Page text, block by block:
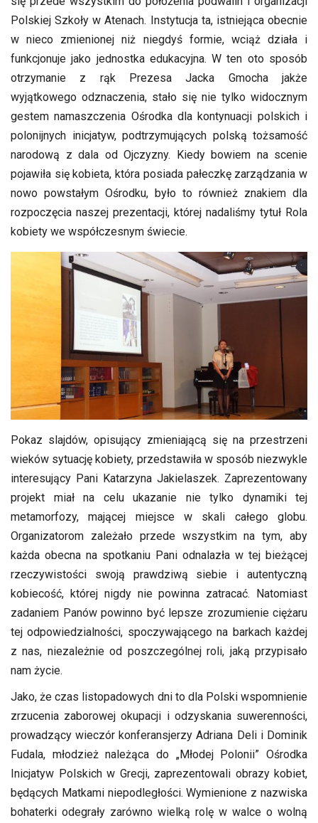
Polskiej Szkoły w Atenach. Instytucja ta, istniejąca obecnie
w nieco zmienionej niż niegdyś formie, wciąż działa i
funkcjonuje jako jednostka edukacyjna. W ten oto sposób
otrzymanie z rąk Prezesa Jacka Gmocha jakże
wyjątkowego odznaczenia, stało się nie tylko widocznym
gestem namaszczenia Ośrodka dla kontynuacji polskich i
polonijnych inicjatyw, podtrzymujących polską tożsamość
narodową z dala od Ojczyzny. Kiedy bowiem na scenie
pojawiła się kobieta, która posiada pałeczkę zarządzania w
nowo powstałym Ośrodku, było to również znakiem dla
rozpoczęcia naszej prezentacji, której nadaliśmy tytuł Rola
kobiety we współczesnym świecie.
Pokaz slajdów, opisujący zmieniającą się na przestrzeni
wieków sytuację kobiety, przedstawiła w sposób niezwykle
interesujący Pani Katarzyna Jakielaszek. Zaprezentowany
projekt miał na celu ukazanie nie tylko dynamiki tej
metamorfozy, mającej miejsce w skali całego globu.
Organizatorom zależało przede wszystkim na tym, aby
każda obecna na spotkaniu Pani odnalazła w tej bieżącej
rzeczywistości swoją prawdziwą siebie i autentyczną
kobiecość, której nigdy nie powinna zatracać. Natomiast
zadaniem Panów powinno być lepsze zrozumienie ciężaru
tej odpowiedzialności, spoczywającego na barkach każdej
z nas, niezależnie od poszczególnej roli, jaką przypisało
nam życie.
Jako, że czas listopadowych dni to dla Polski wspomnienie
zrzucenia zaborowej okupacji i odzyskania suwerenności,
prowadzący wieczór konferansjerzy Adriana Deli i Dominik
Fudala, młodzież należąca do „Młodej Polonii” Ośrodka
Inicjatyw Polskich w Grecji, zaprezentowali obrazy kobiet,
będących Matkami niepodległości. Wymienione z nazwiska
bohaterki odegrały zarówno wielką rolę w walce o wolną